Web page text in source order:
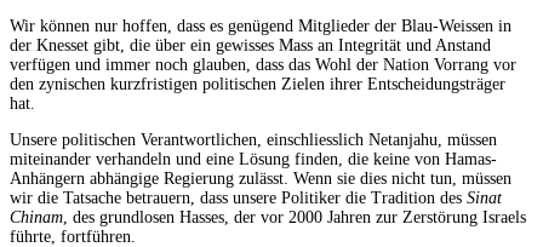
Wir können nur hoffen, dass es genügend Mitglieder der Blau-Weissen in
der Knesset gibt, die über ein gewisses Mass an Integrität und Anstand
verfügen und immer noch glauben, dass das Wohl der Nation Vorrang vor
den zynischen kurzfristigen politischen Zielen ihrer Entscheidungsträger
hat.
Unsere politischen Verantwortlichen, einschliesslich Netanjahu, müssen
miteinander verhandeln und eine Lösung finden, die keine von Hamas-
Anhängern abhängige Regierung zulässt. Wenn sie dies nicht tun, müssen
wir die Tatsache betrauern, dass unsere Politiker die Tradition des Sinat
Chinam , des grundlosen Hasses, der vor 2000 Jahren zur Zerstörung Israels
führte, fortführen.